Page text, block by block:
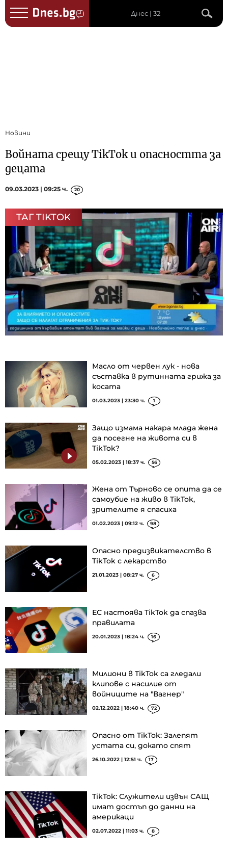
Днес | 32
Новини
Войната срещу TikTok и опасността за
децата
09.03.2023 | 09:25 ч. 20
ТАГ TIKTOK
Масло от червен лук - нова
съставка в рутинната грижа за
косата
01.03.2023 | 23:30 ч. 1
Защо измама накара млада жена
да посегне на живота си в
TikTok?
05.02.2023 | 18:37 ч. 56
Жена от Търново се опита да се
самоубие на живо в TikTok,
зрителите я спасиха
01.02.2023 | 09:12 ч. 98
Опасно предизвикателство в
TikTok с лекарство
21.01.2023 | 08:27 ч. 6
ЕС настоява TikTok да спазва
правилата
20.01.2023 | 18:24 ч. 16
Милиони в TikTok са гледали
клипове с насилие от
войниците на "Вагнер"
02.12.2022 | 18:40 ч. 72
Опасно от TikTok: Залепят
устата си, докато спят
26.10.2022 | 12:51 ч. 17
TikTok: Служители извън САЩ
имат достъп до данни на
америкаци
02.07.2022 | 11:03 ч. 8